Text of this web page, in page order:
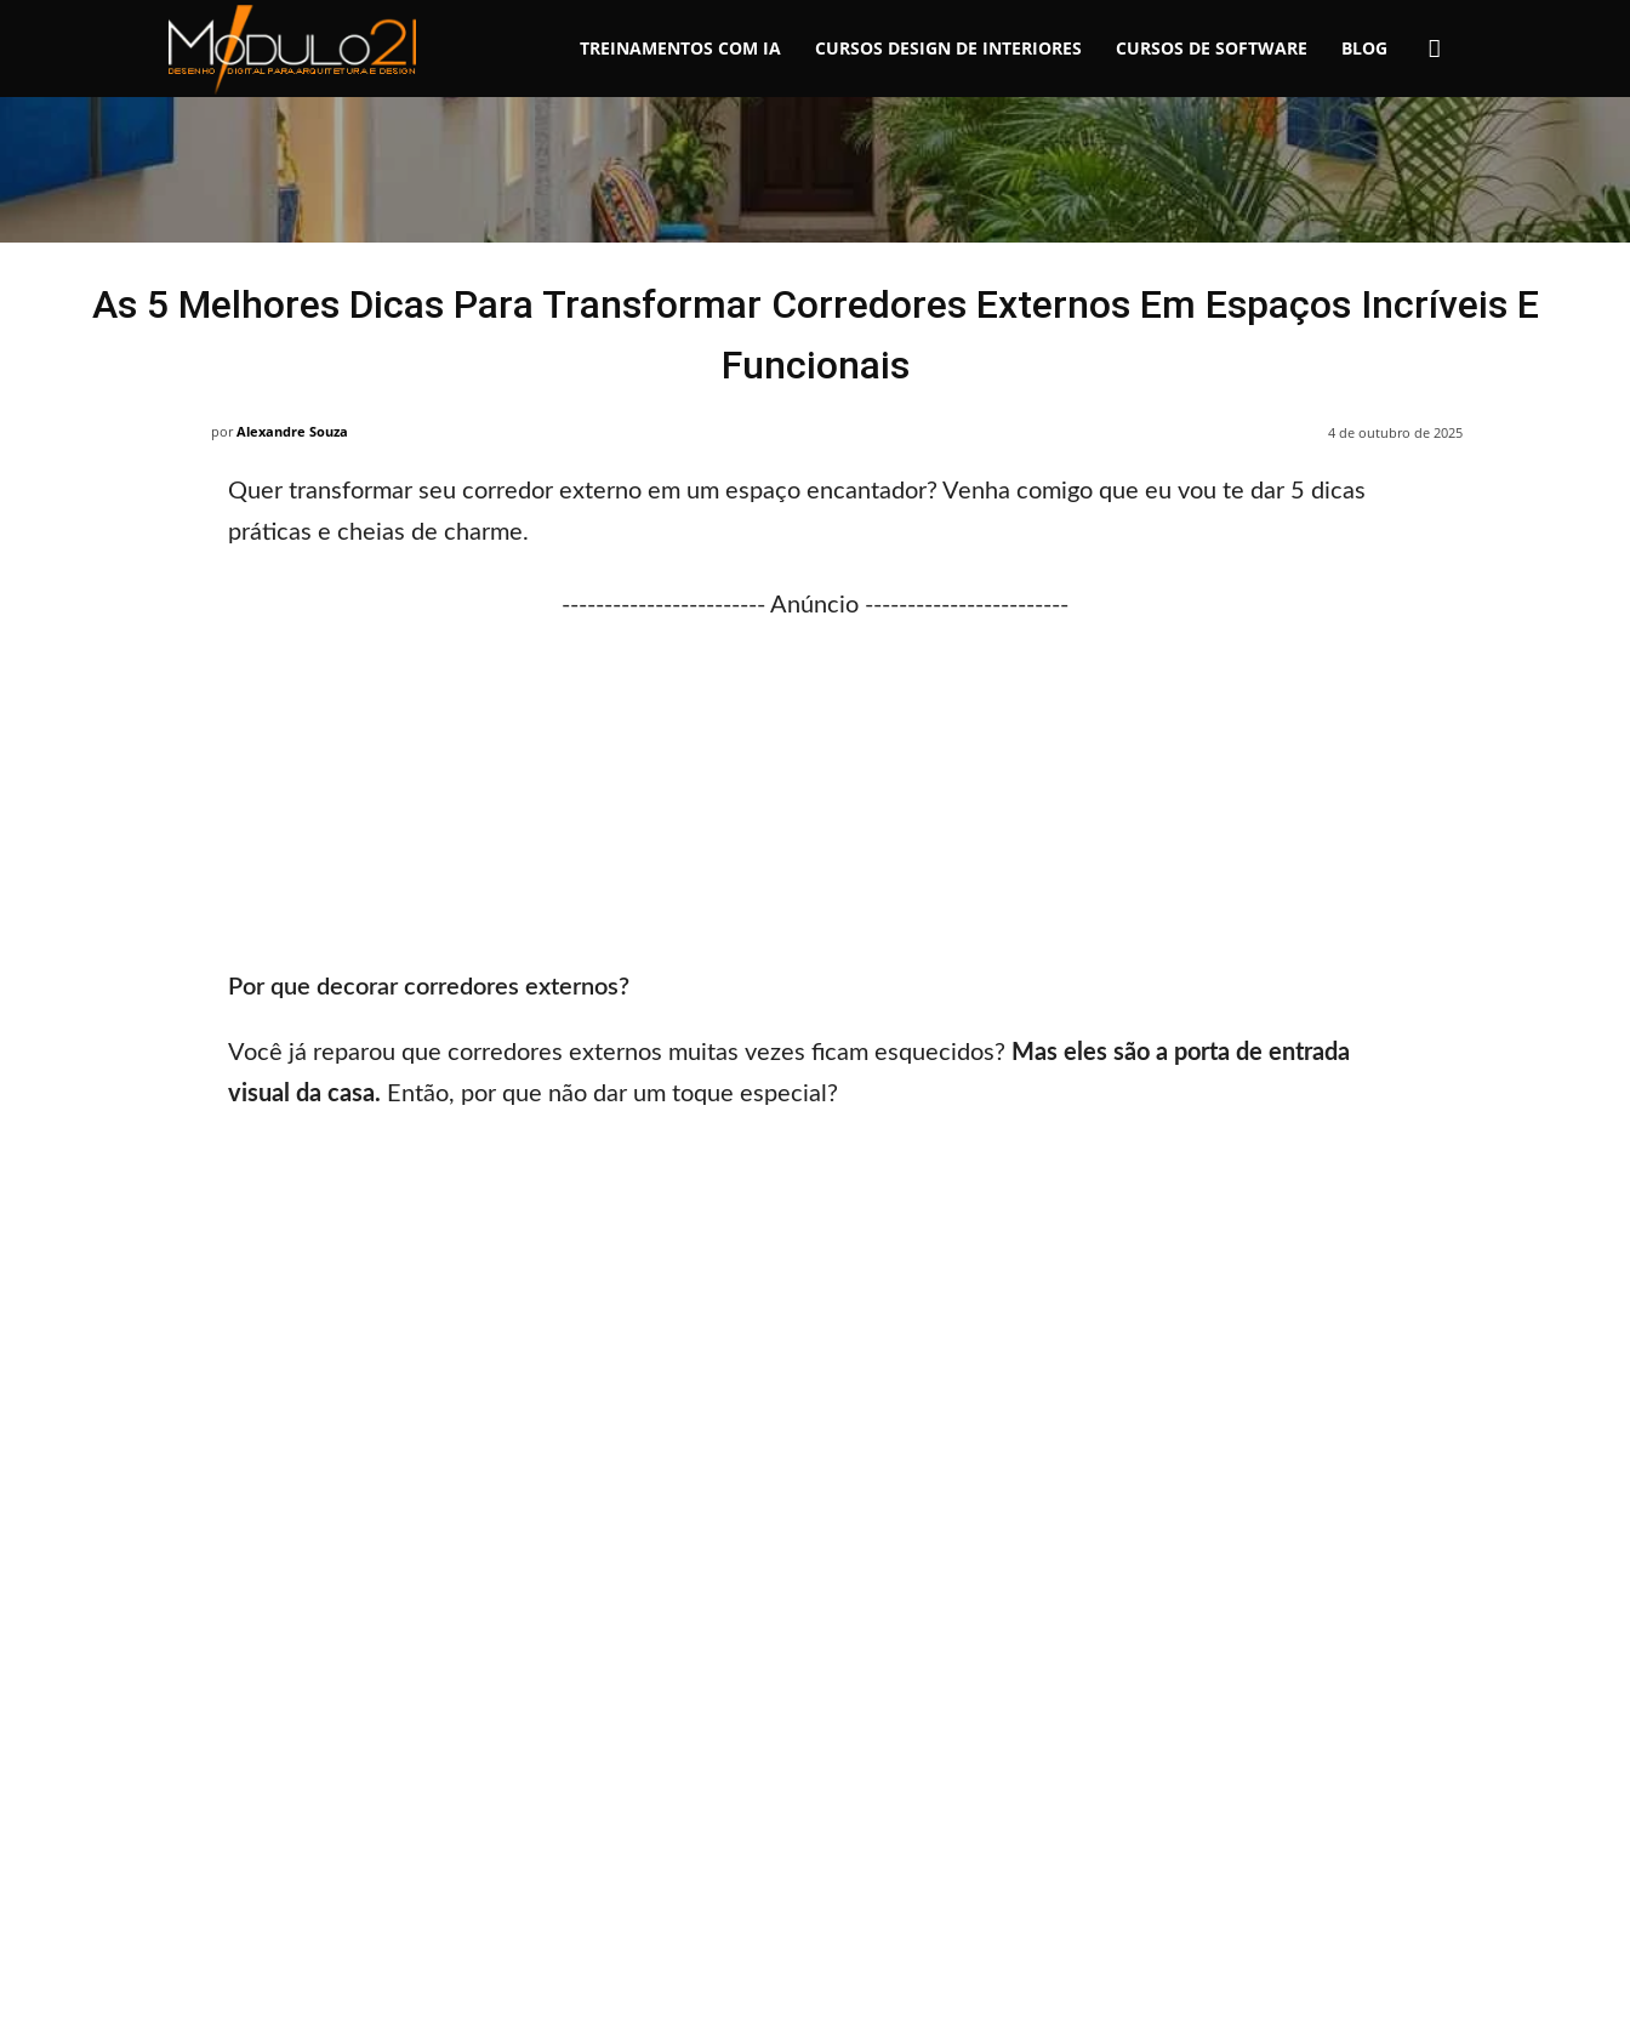
TREINAMENTOS COM IA CURSOS DESIGN DE INTERIORES CURSOS DE SOFTWARE BLOG
As 5 Melhores Dicas Para Transformar Corredores Externos Em Espaços Incríveis E
Funcionais
4 de outubro de 2025
por Alexandre Souza
Quer transformar seu corredor externo em um espaço encantador? Venha comigo que eu vou te dar 5 dicas
práticas e cheias de charme.
------------------------ Anúncio ------------------------
Por que decorar corredores externos?
Você já reparou que corredores externos muitas vezes ficam esquecidos? Mas eles são a porta de entrada
visual da casa. Então, por que não dar um toque especial?